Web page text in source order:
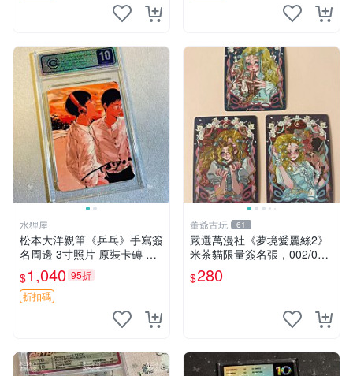
水狸屋
松本大洋親筆《乒乓》手寫簽
名周邊 3寸照片 原裝卡磚 收
藏好物 乒乓 The Animation
松本大洋 簽名 周邊 注記：此
商品為作者親筆簽名，附原
$1,040 95折
折扣碼
董爺古玩 61
嚴選萬漫社《夢境愛麗絲2》
米茶貓限量簽名張，002/003
珍藏版，首賣難得機會 夢境
愛麗絲 米茶貓 限量簽名
$280